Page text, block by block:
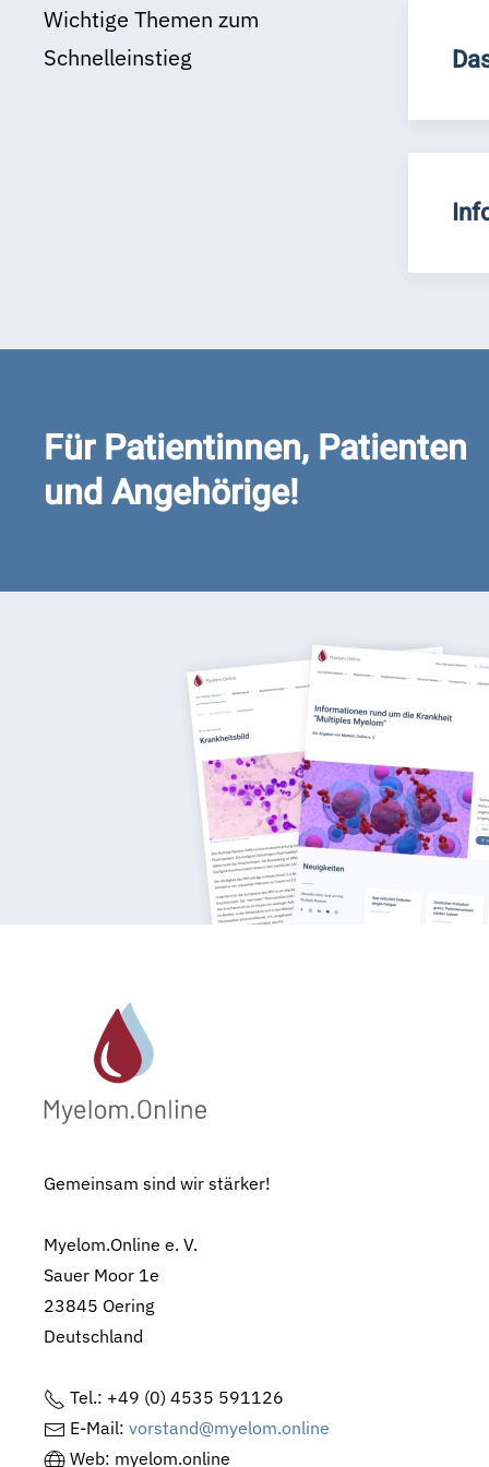
Wichtige Themen zum
Schnelleinstieg
Für Patientinnen, Patienten
und Angehörige!
Gemeinsam sind wir stärker!
Myelom.Online e. V.
Sauer Moor 1e
23845 Oering
Deutschland
Tel.: +49 (0) 4535 591126
E-Mail: vorstand@myelom.online
Web: myelom.online